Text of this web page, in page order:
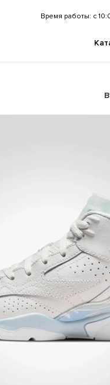
Время работы: с